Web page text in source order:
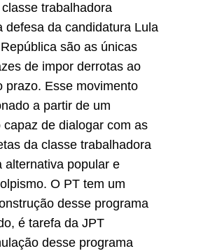
trabalhadora
defesa da candidatura Lula
são as únicas
de impor derrotas ao
prazo. Esse movimento
a partir de um
de dialogar com as
da classe trabalhadora
alternativa popular e
O PT tem um
desse programa
é tarefa da JPT
desse programa